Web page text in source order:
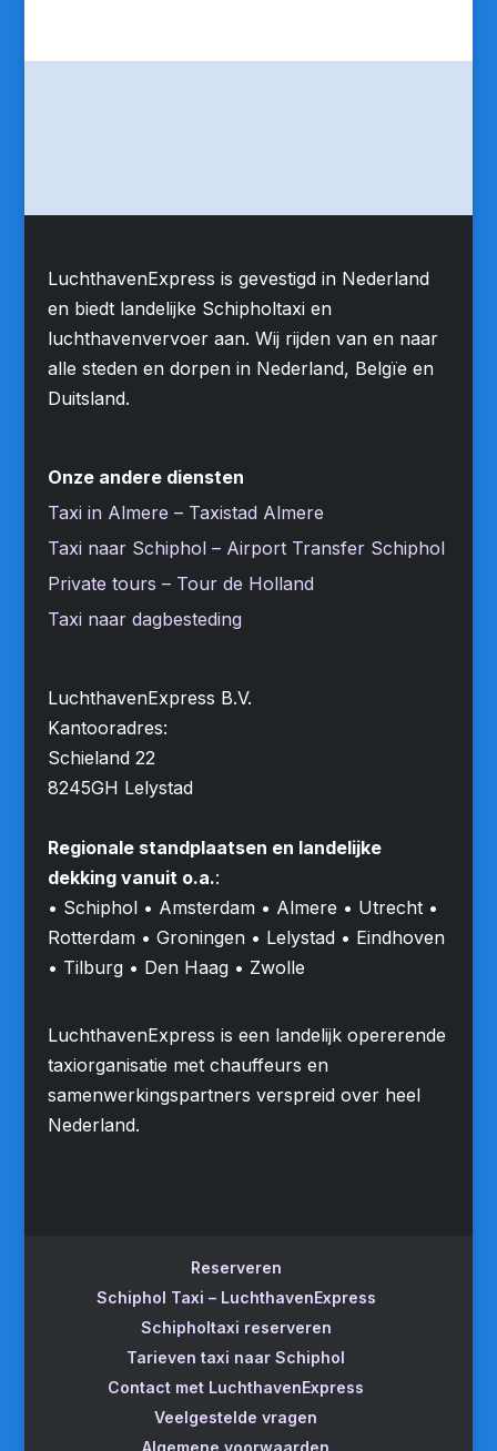
LuchthavenExpress is gevestigd in Nederland
en biedt landelijke Schipholtaxi en
luchthavenvervoer aan. Wij rijden van en naar
alle steden en dorpen in Nederland, Belgïe en
Duitsland.
Onze andere diensten
Taxi in Almere – Taxistad Almere
Taxi naar Schiphol – Airport Transfer Schiphol
Private tours – Tour de Holland
Taxi naar dagbesteding
LuchthavenExpress B.V.
Kantooradres:
Schieland 22
8245GH Lelystad
Regionale standplaatsen en landelijke
dekking vanuit o.a.:
• Schiphol • Amsterdam • Almere • Utrecht •
Rotterdam • Groningen • Lelystad • Eindhoven
• Tilburg • Den Haag • Zwolle
LuchthavenExpress is een landelijk opererende
taxiorganisatie met chauffeurs en
samenwerkingspartners verspreid over heel
Nederland.
Reserveren
Schiphol Taxi – LuchthavenExpress
Schipholtaxi reserveren
Tarieven taxi naar Schiphol
Contact met LuchthavenExpress
Veelgestelde vragen
Algemene voorwaarden